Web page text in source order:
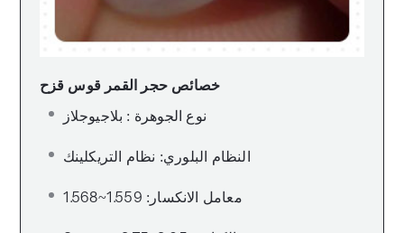
خصائص حجر القمر قوس قزح
نوع الجوهرة : بلاجيوجلاز
النظام البلوري: نظام التريكلينك
معامل الانكسار: 1.559~1.568